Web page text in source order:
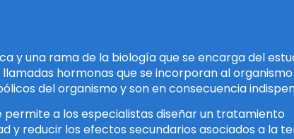
y una rama de la biología que se encarga del
hormonas que se incorporan al
del organismo y son en consecuencia
permite a los especialistas diseñar un tratamiento
y reducir los efectos secundarios asociados a la